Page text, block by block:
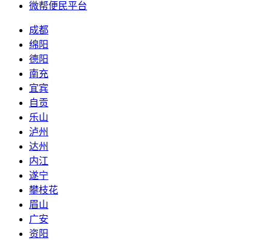
微帮便民平台
成都
绵阳
德阳
南充
宜宾
自贡
乐山
泸州
达州
内江
遂宁
攀枝花
眉山
广安
资阳